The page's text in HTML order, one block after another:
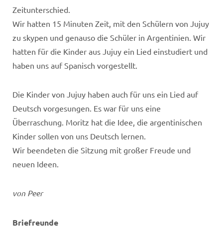
Zeitunterschied.
Wir hatten 15 Minuten Zeit, mit den Schülern von Jujuy
zu skypen und genauso die Schüler in Argentinien. Wir
hatten für die Kinder aus Jujuy ein Lied einstudiert und
haben uns auf Spanisch vorgestellt.
Die Kinder von Jujuy haben auch für uns ein Lied auf
Deutsch vorgesungen. Es war für uns eine
Überraschung. Moritz hat die Idee, die argentinischen
Kinder sollen von uns Deutsch lernen.
Wir beendeten die Sitzung mit großer Freude und
neuen Ideen.
von Peer
Briefreunde